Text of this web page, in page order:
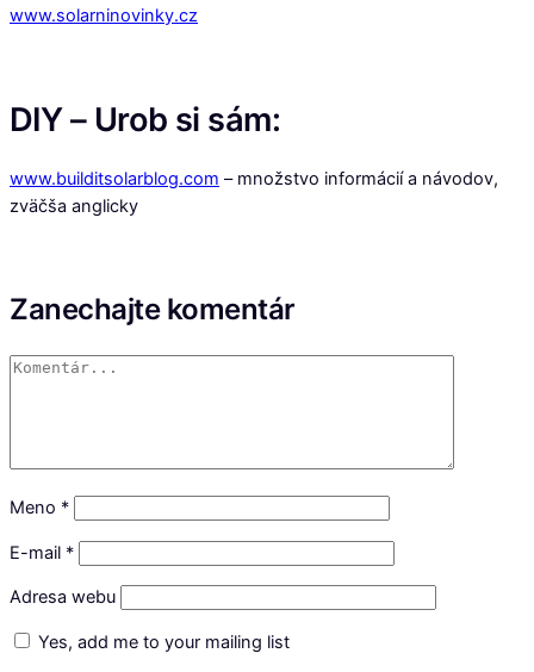
www.solarninovinky.cz
DIY – Urob si sám:
www.builditsolarblog.com – množstvo informácií a návodov,
zväčša anglicky
Zanechajte komentár
Meno *
E-mail *
Adresa webu
Yes, add me to your mailing list